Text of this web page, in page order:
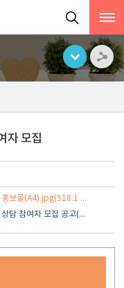
자 모집
고3 대입수시 원서접수 상담 홍보물(A4).jpg(518.1 KB)
고3 대입 수시모집 원서접수 상담 참여자 모집 공고(안).hwp(18.0 KB)